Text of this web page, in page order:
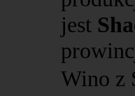
jest
Wino z